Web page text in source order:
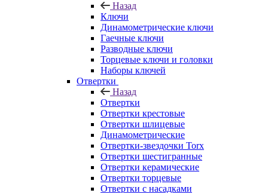
Назад
Ключи
Динамометрические ключи
Гаечные ключи
Разводные ключи
Торцевые ключи и головки
Наборы ключей
Отвертки
Назад
Отвертки
Отвертки крестовые
Отвертки шлицевые
Динамометрические
Отвертки-звездочки Torx
Отвертки шестигранные
Отвертки керамические
Отвертки торцевые
Отвертки с насадками